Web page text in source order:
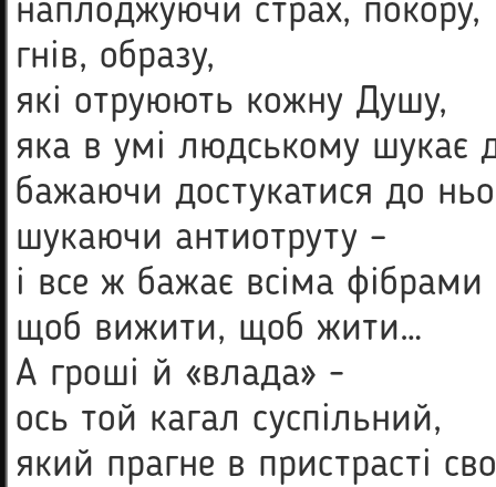
наплоджуючи страх, покору,
гнів, образу,
які отруюють кожну Душу,
яка в умі людському шукає
бажаючи достукатися до
шукаючи антиотруту –
і все ж бажає всіма фібрами
щоб вижити, щоб жити…
А гроші й «влада» -
ось той кагал суспільний,
який прагне в пристрасті